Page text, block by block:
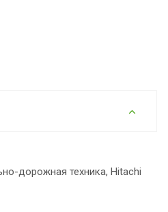
дорожная техника, Hitachi